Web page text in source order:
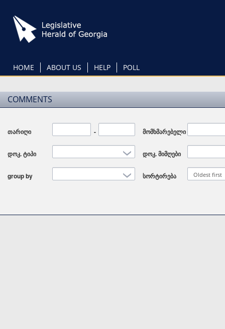
main
content
HOME ABOUT US HELP POLL
COMMENTS
თარიღი - მომხმარებელი
დოკ. ტიპი დოკ. მიმღები
group by სორტირება Oldest first